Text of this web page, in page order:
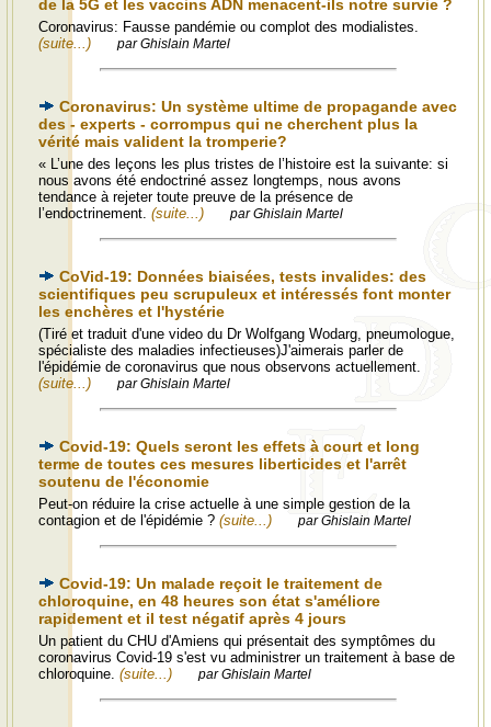
de la 5G et les vaccins ADN menacent-ils notre survie ?
Coronavirus: Fausse pandémie ou complot des modialistes.
(suite...)
par Ghislain Martel
Coronavirus: Un système ultime de propagande avec
des - experts - corrompus qui ne cherchent plus la
vérité mais valident la tromperie?
« L’une des leçons les plus tristes de l’histoire est la suivante: si
nous avons été endoctriné assez longtemps, nous avons
tendance à rejeter toute preuve de la présence de
l’endoctrinement. (suite...) par Ghislain Martel
CoVid-19: Données biaisées, tests invalides: des
scientifiques peu scrupuleux et intéressés font monter
les enchères et l'hystérie
(Tiré et traduit d'une video du Dr Wolfgang Wodarg, pneumologue,
spécialiste des maladies infectieuses)J'aimerais parler de
l'épidémie de coronavirus que nous observons actuellement.
(suite...)
par Ghislain Martel
Covid-19: Quels seront les effets à court et long
terme de toutes ces mesures liberticides et l'arrêt
soutenu de l'économie
Peut-on réduire la crise actuelle à une simple gestion de la
contagion et de l'épidémie ? (suite...) par Ghislain Martel
Covid-19: Un malade reçoit le traitement de
chloroquine, en 48 heures son état s'améliore
rapidement et il test négatif après 4 jours
Un patient du CHU d'Amiens qui présentait des symptômes du
coronavirus Covid-19 s'est vu administrer un traitement à base de
chloroquine. (suite...) par Ghislain Martel